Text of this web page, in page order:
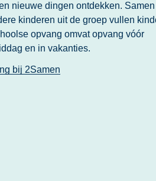
nieuwe dingen ontdekken.
kinderen uit de groep vullen
opvang omvat opvang vóór
en in vakanties.
bij 2Samen